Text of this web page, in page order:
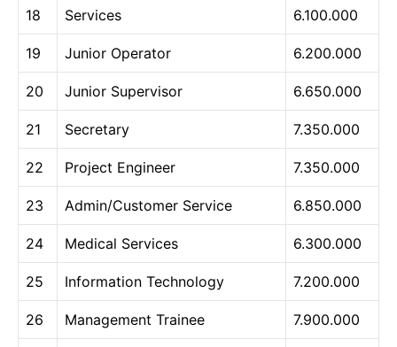
18 Services 6.100.000
19 Junior Operator 6.200.000
20 Junior Supervisor 6.650.000
21 Secretary 7.350.000
22 Project Engineer 7.350.000
23 Admin/Customer Service 6.850.000
24 Medical Services 6.300.000
25 Information Technology 7.200.000
26 Management Trainee 7.900.000